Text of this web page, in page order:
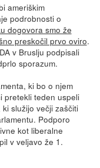
ameriškim
podrobnosti o
dogovora smo že
preskočil prvo oviro.
v Bruslju podpisali
sporazum.
ki bo o njem
pretekli teden uspeli
služijo večji zaščiti
Podporo
kot liberalne
v veljavo že 1.